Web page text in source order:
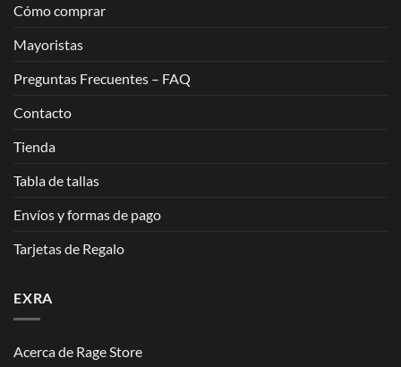
Cómo comprar
Mayoristas
Preguntas Frecuentes – FAQ
Contacto
Tienda
Tabla de tallas
Envíos y formas de pago
Tarjetas de Regalo
EXRA
Acerca de Rage Store